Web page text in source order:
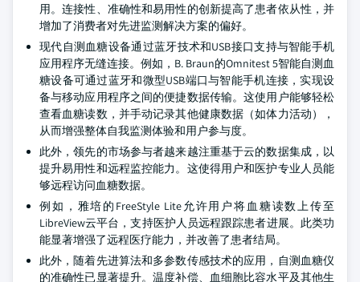
用。连接性、准确性和易用性的创新提高了患者依从性，并
增加了消费者对先进监测解决方案的偏好。
现代自测血糖设备通过蓝牙技术和USB接口支持与智能手机
应用程序无缝连接。例如，B. Braun的Omnitest 5智能自测血
糖设备可通过蓝牙和微型USB端口与智能手机连接，实现设
备与移动应用程序之间的便捷数据传输。这使用户能够轻松
查看血糖读数，并手动记录其他健康数据（如体力活动），
从而增强整体自我监测体验和用户参与度。
此外，领先的市场参与者越来越注重基于云的数据集成，以
提升易用性和远程监控能力。这使得用户和医护专业人员能
够远程访问血糖数据。
例如，雅培的FreeStyle Lite允许用户将血糖读数上传至
LibreView云平台，支持医护人员远程跟踪患者进展。此类功
能显著增强了远程医疗能力，并改善了患者结局。
此外，随着先进算法和多参数传感技术的应用，自测血糖仪
的准确性已显著提升。温度补偿、血细胞比容水平及其他生